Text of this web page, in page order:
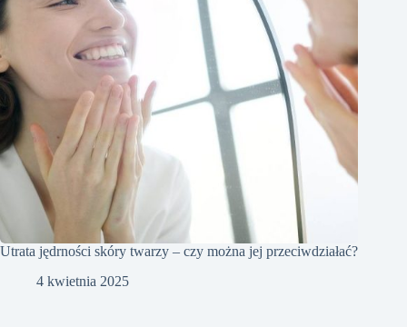
Utrata jędrności skóry twarzy – czy można jej przeciwdziałać?
4 kwietnia 2025